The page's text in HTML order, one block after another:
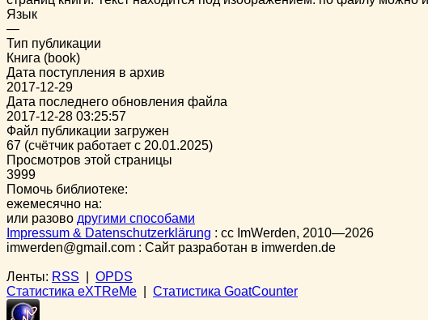
Язык
—
Тип публикации
Книга (book)
Дата поступления в архив
2017-12-29
Дата последнего обновления файла
2017-12-28 03:25:57
Файл публикации загружен
67 (счётчик работает с 20.01.2025)
Просмотров этой страницы
3999
Помочь библиотеке:
ежемесячно на:
или разово другими способами
Impressum & Datenschutzerklärung : cc ImWerden, 2010—2026
imwerden@gmail.com : Сайт разработан в imwerden.de
Ленты: RSS
OPDS
Статистика eXTReMe
Статистика GoatCounter